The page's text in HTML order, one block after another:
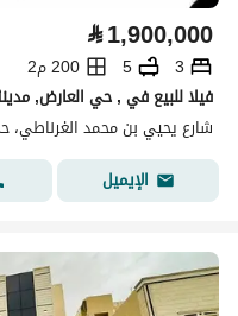
⃁1,900,000
3
5
200 م2
فيلا للبيع في , حي العارض,
شارع يحيي بن محمد الغرناطي،
الإيميل